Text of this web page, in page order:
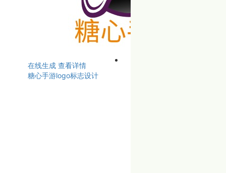
在线生成 查看详情
糖心手游logo标志设计